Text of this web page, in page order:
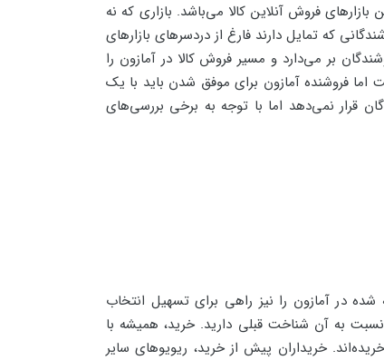
فروش آنلاین کالا می‌باشد. بازاری که نه
که تمایل دارند فارغ از دردسرهای بازارهای
بر می‌دارد و مسیر فروش کالا در آمازون را
فروشنده آمازون برای موفق شدن باید با یک
قرار نمی‌دهد اما با توجه به برخی بررسی‌های
در آمازون را نیز راهی برای تسهیل انتخاب
به آن شناخت قبلی دارید. خرید، همیشه با
خریداران پیش از خرید، ریویوهای سایر